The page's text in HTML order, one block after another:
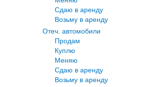
Сдаю в аренду
Возьму в аренду
Отеч. автомобили
Продам
Куплю
Меняю
Сдаю в аренду
Возьму в аренду